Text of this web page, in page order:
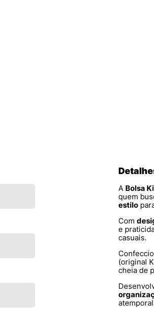
A Bolsa
quem
estilo
Com
e
casuais.
(original
cheia de